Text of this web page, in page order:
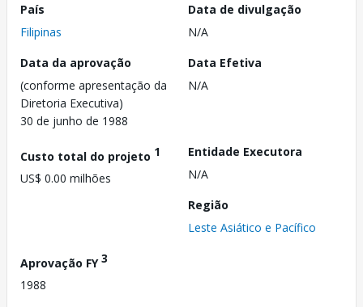
País
Filipinas
Data de divulgação
N/A
Data da aprovação
(conforme apresentação da
Diretoria Executiva)
30 de junho de 1988
Data Efetiva
N/A
Custo total do projeto 1
US$ 0.00 milhões
Entidade Executora
N/A
Região
Leste Asiático e Pacífico
Aprovação FY3
1988